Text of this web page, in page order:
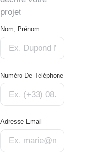
projet
Nom, Prénom
Numéro De Téléphone
Adresse Email